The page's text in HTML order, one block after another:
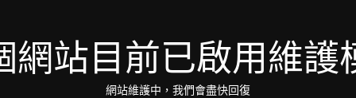
網站目前已啟用維護
網站維護中，我們會盡快回復